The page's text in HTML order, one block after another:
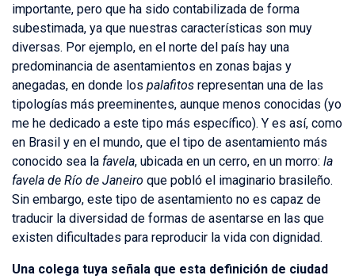
importante, pero que ha sido contabilizada de forma
subestimada, ya que nuestras características son muy
diversas. Por ejemplo, en el norte del país hay una
predominancia de asentamientos en zonas bajas y
anegadas, en donde los palafitos representan una de las
tipologías más preeminentes, aunque menos conocidas (yo
me he dedicado a este tipo más específico). Y es así, como
en Brasil y en el mundo, que el tipo de asentamiento más
conocido sea la favela, ubicada en un cerro, en un morro: la
favela de Río de Janeiro que pobló el imaginario brasileño.
Sin embargo, este tipo de asentamiento no es capaz de
traducir la diversidad de formas de asentarse en las que
existen dificultades para reproducir la vida con dignidad.
Una colega tuya señala que esta definición de ciudad